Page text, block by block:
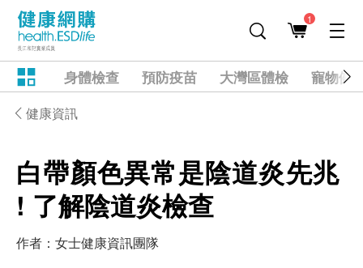
1
身體檢查 預防疫苗 大灣區體檢 寵物健
健康資訊
白帶顏色異常是陰道炎先兆
! 了解陰道炎檢查
作者： 女士健康資訊團隊